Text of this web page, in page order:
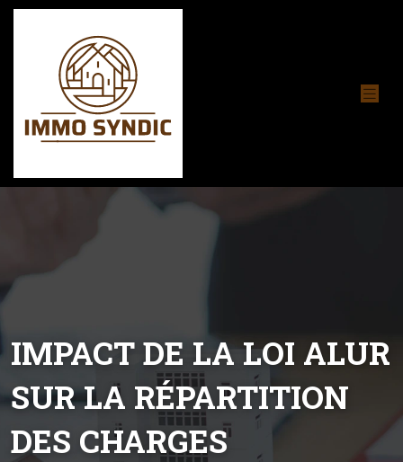
IMPACT DE LA LOI ALUR
SUR LA RÉPARTITION
DES CHARGES